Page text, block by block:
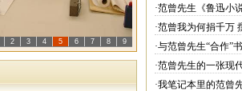
2 3 4 5 6 7 8 9
·范曾先生《鲁迅小
·范曾我为何捐千万
·与范曾先生“合作”
·范曾先生的一张现
·我笔记本里的范曾